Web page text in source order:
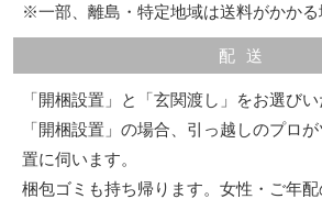
※一部、離島・特定地域は送料がかかる
配送
「開梱設置」と「玄関渡し」をお選びい
「開梱設置」の場合、引っ越しのプロ
置に伺います。
梱包ゴミも持ち帰ります。女性・ご年